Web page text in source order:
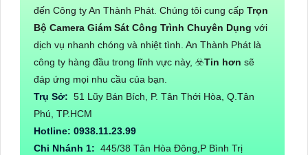
đến Công ty An Thành Phát. Chúng tôi cung cấp Trọn
Bộ Camera Giám Sát Công Trình Chuyên Dụng với
dịch vụ nhanh chóng và nhiệt tình. An Thành Phát là
công ty hàng đầu trong lĩnh vực này, ☣️Tin hơn sẽ
đáp ứng mọi nhu cầu của bạn.
Trụ Sở: 51 Lũy Bán Bích, P. Tân Thới Hòa, Q.Tân
Phú, TP.HCM
Hotline: 0938.11.23.99
Chi Nhánh 1: 445/38 Tân Hòa Đông,P Bình Trị